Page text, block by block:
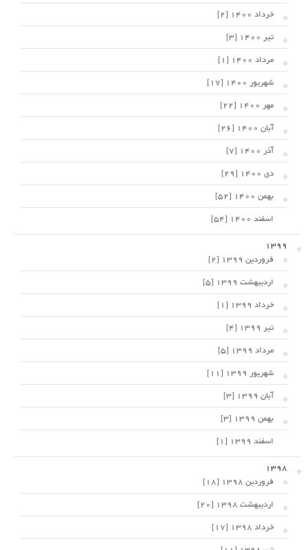
خرداد 1400 [2]
تیر 1400 [3]
مرداد 1400 [1]
شهریور 1400 [17]
مهر 1400 [22]
آبان 1400 [26]
آذر 1400 [7]
دی 1400 [29]
بهمن 1400 [52]
اسفند 1400 [54]
1399
فروردین 1399 [2]
اردیبهشت 1399 [5]
خرداد 1399 [1]
تیر 1399 [4]
مرداد 1399 [5]
شهریور 1399 [11]
آبان 1399 [3]
بهمن 1399 [3]
اسفند 1399 [1]
1398
فروردین 1398 [18]
اردیبهشت 1398 [20]
خرداد 1398 [17]